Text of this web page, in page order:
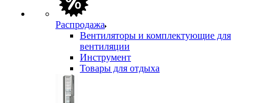
Распродажа
Вентиляторы и комплектующие для
вентиляции
Инструмент
Товары для отдыха